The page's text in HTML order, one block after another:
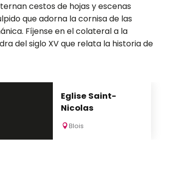
cestos de hojas y escenas
que adorna la cornisa de las
Fíjense en el colateral a la
del siglo XV que relata la historia de
Eglise Saint-
Nicolas
Blois